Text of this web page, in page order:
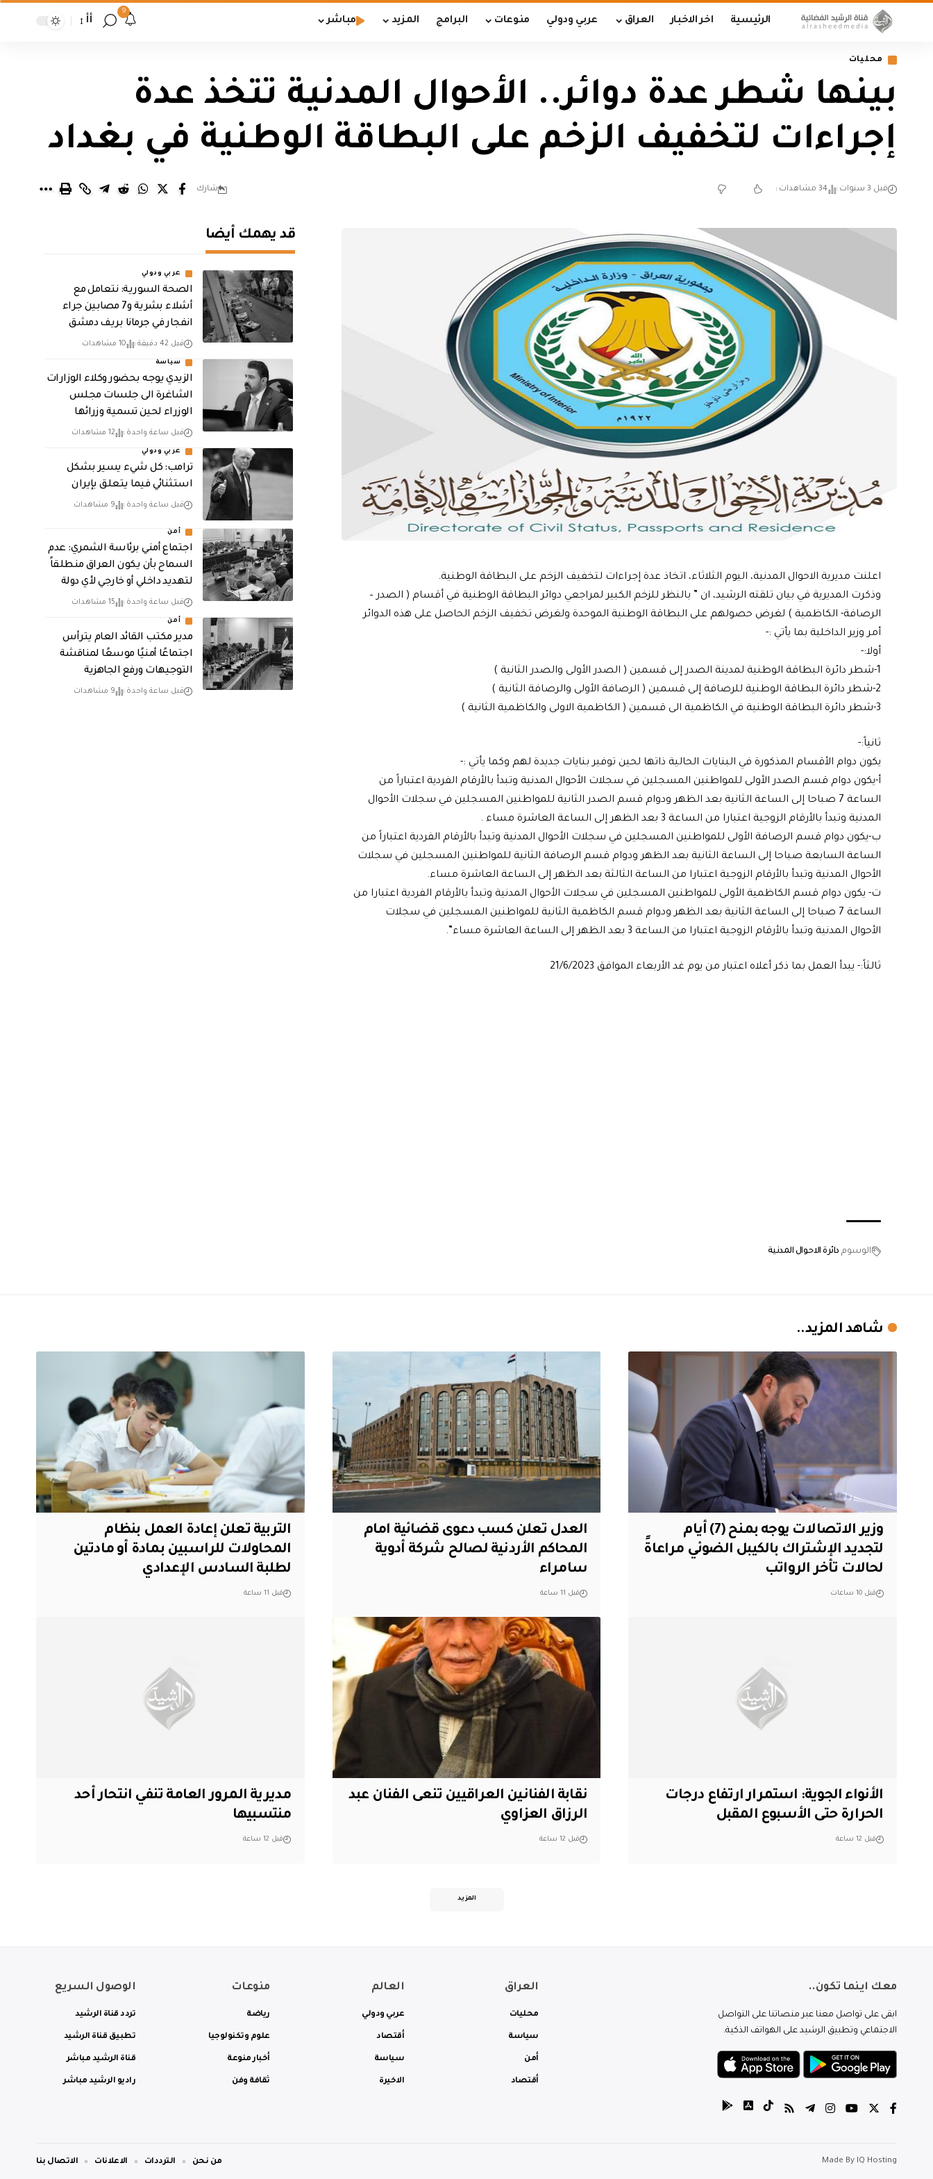
الرئيسية اخر الاخبار العراق عربي ودولي منوعات البرامج المزيد مباشر
9
أأ
محليات
بينها شطر عدة دوائر.. الأحوال المدنية تتخذ عدة
إجراءات لتخفيف الزخم على البطاقة الوطنية في بغداد
قبل 3 سنوات 34 مشاهدات شارك
اعلنت مديرية الاحوال المدنية، اليوم الثلاثاء، اتخاذ عدة إجراءات لتخفيف الزخم على البطاقة الوطنية.
وذكرت المديرية في بيان تلقته الرشيد، ان ” بالنظر للزخم الكبير لمراجعي دوائر البطاقة الوطنية في أقسام ( الصدر –
الرصافة- الكاظمية ) لغرض حصولهم على البطاقة الوطنية الموحدة ولغرض تخفيف الزخم الحاصل على هذه الدوائر
أمر وزير الداخلية بما يأتي :-
أولا:-
1-شطر دائرة البطاقة الوطنية لمدينة الصدر إلى قسمين ( الصدر الأولى والصدر الثانية )
2-شطر دائرة البطاقة الوطنية للرصافة إلى قسمين ( الرصافة الأولى والرصافة الثانية )
3-شطر دائرة البطاقة الوطنية في الكاظمية الى قسمين ( الكاظمية الاولى والكاظمية الثانية )
ثانياً:-
يكون دوام الأقسام المذكورة في البنايات الحالية ذاتها لحين توفير بنايات جديدة لهم وكما يأتي :-
أ‌-يكون دوام قسم الصدر الأولى للمواطنين المسجلين في سجلات الأحوال المدنية وتبدأ بالأرقام الفردية اعتباراً من
الساعة 7 صباحا إلى الساعة الثانية بعد الظهر ودوام قسم الصدر الثانية للمواطنين المسجلين في سجلات الأحوال
المدنية وتبدأ بالأرقام الزوجية اعتبارا من الساعة 3 بعد الظهر إلى الساعة العاشرة مساء .
ب‌-يكون دوام قسم الرصافة الأولى للمواطنين المسجلين في سجلات الأحوال المدنية وتبدأ بالأرقام الفردية اعتباراً من
الساعة السابعة صباحا إلى الساعة الثانية بعد الظهر ودوام قسم الرصافة الثانية للمواطنين المسجلين في سجلات
الأحوال المدنية وتبدأ بالأرقام الزوجية اعتبارا من الساعة الثالثة بعد الظهر إلى الساعة العاشرة مساء.
ت‌- يكون دوام قسم الكاظمية الأولى للمواطنين المسجلين في سجلات الأحوال المدنية وتبدأ بالأرقام الفردية اعتبارا من
الساعة 7 صباحا إلى الساعة الثانية بعد الظهر ودوام قسم الكاظمية الثانية للمواطنين المسجلين في سجلات
الأحوال المدنية وتبدأ بالأرقام الزوجية اعتبارا من الساعة 3 بعد الظهر إلى الساعة العاشرة مساء”.
ثالثاً:- يبدأ العمل بما ذكر أعلاه اعتبار من يوم غد الأربعاء الموافق 21/6/2023
الوسوم دائرة الاحوال المدنية
قد يهمك أيضا
عربي ودولي
الصحة السورية: نتعامل مع
أشلاء بشرية و7 مصابين جراء
انفجار في جرمانا بريف دمشق
قبل 42 دقيقة 10 مشاهدات
سياسة
الزيدي يوجه بحضور وكلاء الوزارات
الشاغرة الى جلسات مجلس
الوزراء لحين تسمية وزرائها
قبل ساعة واحدة 12 مشاهدات
عربي ودولي
ترامب: كل شيء يسير بشكل
استثنائي فيما يتعلق بإيران
قبل ساعة واحدة 9 مشاهدات
أمن
اجتماع أمني برئاسة الشمري: عدم
السماح بأن يكون العراق منطلقاً
لتهديد داخلي أو خارجي لأي دولة
قبل ساعة واحدة 15 مشاهدات
أمن
مدير مكتب القائد العام يترأس
اجتماعًا أمنيًا موسعًا لمناقشة
التوجيهات ورفع الجاهزية
قبل ساعة واحدة 9 مشاهدات
شاهد المزيد..
وزير الاتصالات يوجه بمنح (7) أيام
لتجديد الإشتراك بالكيبل الضوئي مراعاةً
لحالات تأخر الرواتب
قبل 10 ساعات
العدل تعلن كسب دعوى قضائية امام
المحاكم الأردنية لصالح شركة أدوية
سامراء
قبل 11 ساعة
التربية تعلن إعادة العمل بنظام
المحاولات للراسبين بمادة أو مادتين
لطلبة السادس الإعدادي
قبل 11 ساعة
الأنواء الجوية: استمرار ارتفاع درجات
الحرارة حتى الأسبوع المقبل
قبل 12 ساعة
نقابة الفنانين العراقيين تنعى الفنان عبد
الرزاق العزاوي
قبل 12 ساعة
مديرية المرور العامة تنفي انتحار أحد
منتسبيها
قبل 12 ساعة
المزيد
معك اينما تكون..
ابقى على تواصل معنا عبر منصاتنا على التواصل
الاجتماعي وتطبيق الرشيد على الهواتف الذكية.
العراق
محليات
سياسة
أمن
أقتصاد
العالم
عربي ودولي
أقتصاد
سياسة
الاخيرة
منوعات
رياضة
علوم وتكنولوجيا
أخبار منوعة
ثقافة وفن
الوصول السريع
تردد قناة الرشيد
تطبيق قناة الرشيد
قناة الرشيد مباشر
راديو الرشيد مباشر
Made By IQ Hosting من نحن الترددات الاعلانات الاتصال بنا